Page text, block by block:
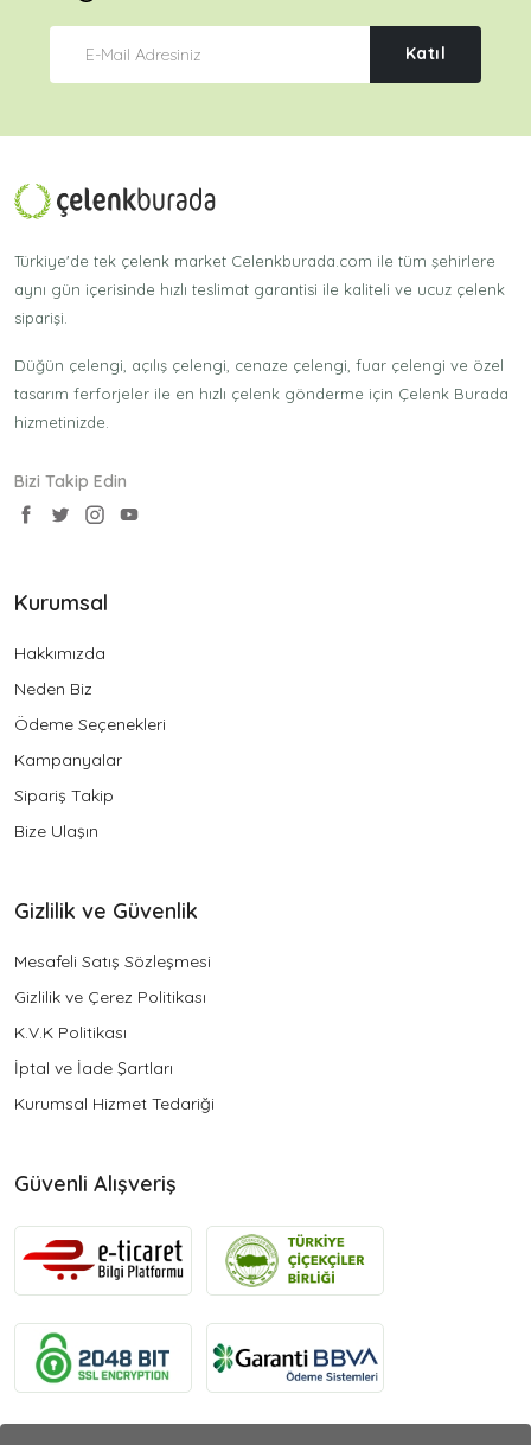
Katıl
Türkiye'de tek çelenk market Celenkburada.com ile tüm şehirlere
aynı gün içerisinde hızlı teslimat garantisi ile kaliteli ve ucuz çelenk
siparişi.
Düğün çelengi, açılış çelengi, cenaze çelengi, fuar çelengi ve özel
tasarım ferforjeler ile en hızlı çelenk gönderme için Çelenk Burada
hizmetinizde.
Bizi Takip Edin
Kurumsal
Hakkımızda
Neden Biz
Ödeme Seçenekleri
Kampanyalar
Sipariş Takip
Bize Ulaşın
Gizlilik ve Güvenlik
Mesafeli Satış Sözleşmesi
Gizlilik ve Çerez Politikası
K.V.K Politikası
İptal ve İade Şartları
Kurumsal Hizmet Tedariği
Güvenli Alışveriş